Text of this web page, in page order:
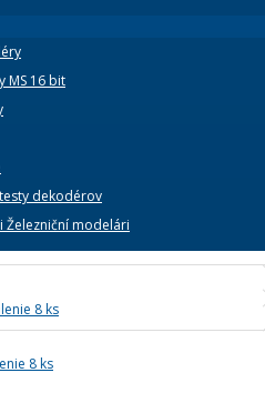
MS 16 bit
dekodérov
Železniční modelári
8 ks